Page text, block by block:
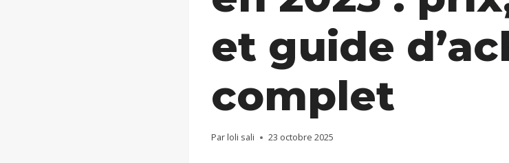
et guide
complet
Parloli sali 23 octobre 2025